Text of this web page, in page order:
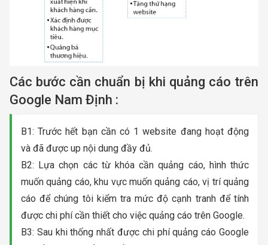
Các bước cần chuẩn bị khi quảng cáo trên
Google Nam Định :
B1: Trước hết bạn cần có 1 website đang hoạt động
và đã được up nội dung đầy đủ.
B2: Lựa chọn các từ khóa cần quảng cáo, hình thức
muốn quảng cáo, khu vực muốn quảng cáo, vị trí quảng
cáo để chúng tôi kiểm tra mức độ cạnh tranh để tính
được chi phí cần thiết cho việc quảng cáo trên Google.
B3: Sau khi thống nhất được chi phí quảng cáo Google